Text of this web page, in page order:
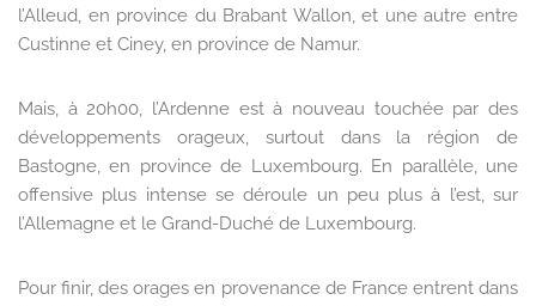
l’Alleud, en province du Brabant Wallon, et une autre entre
Custinne et Ciney, en province de Namur.
Mais, à 20h00, l’Ardenne est à nouveau touchée par des
développements orageux, surtout dans la région de
Bastogne, en province de Luxembourg. En parallèle, une
offensive plus intense se déroule un peu plus à l’est, sur
l’Allemagne et le Grand-Duché de Luxembourg.
Pour finir, des orages en provenance de France entrent dans